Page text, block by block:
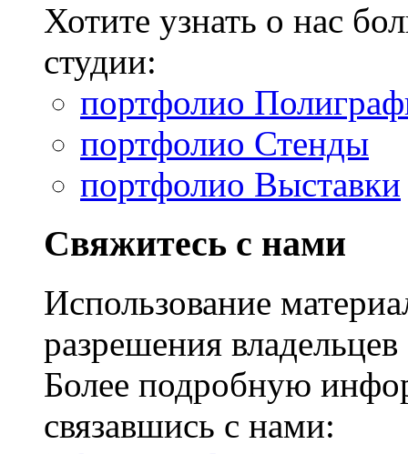
Хотите узнать о нас
студии:
портфолио
портфолио Стенды
портфолио Выставки
Свяжитесь с нами
Использование
разрешения
Более подробную
связавшись с нами: